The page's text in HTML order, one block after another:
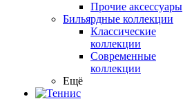
Прочие аксессуары
Бильярдные коллекции
Классические
коллекции
Современные
коллекции
Ещё